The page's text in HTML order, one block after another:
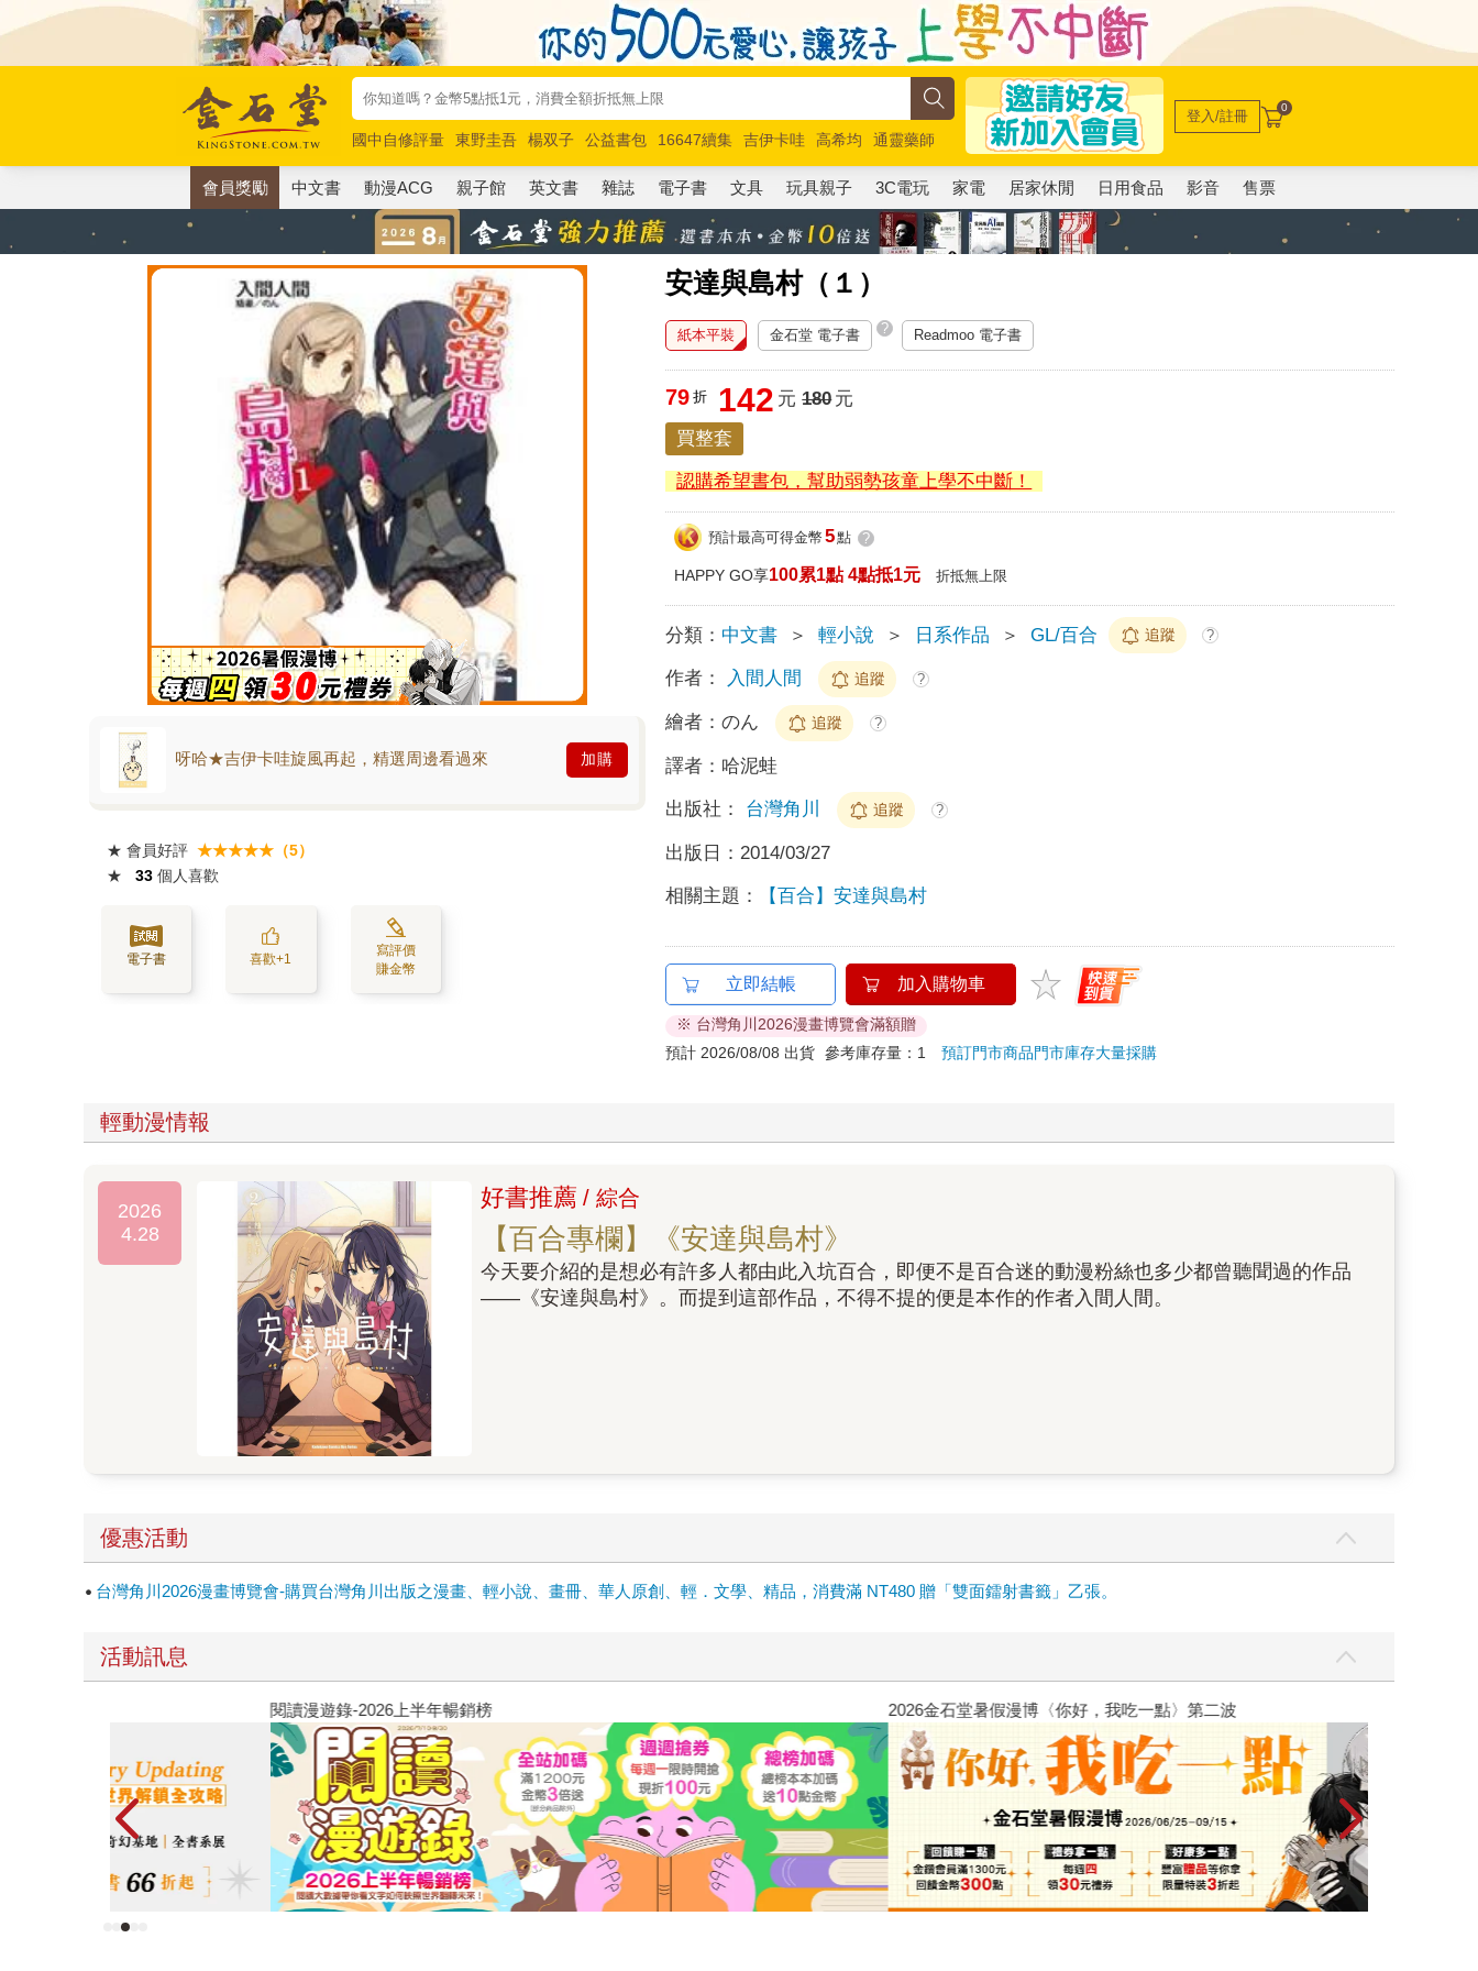
國中自修評量 東野圭吾 楊双子 公益書包 16647續集 吉伊卡哇 高希均
通靈藥師
唯紅花綻放
奧德賽 路邊攤新作 馬斯克 玩具總動員5 超慢跑
登入/註冊 0
會員獎勵 中文書 動漫ACG 親子館 英文書 雜誌 電子書 文具 玩具親子 3C電玩 家電 居家休閒 日用食品 影音 售票
安達與島村（１）
呀哈★吉伊卡哇旋風再起，精選周邊看過來 加購
★ 會員好評 ★★★★★（5）
★
33 個人喜歡
電子書 喜歡+1
寫評價
賺金幣
紙本平裝 金石堂 電子書 ? Readmoo 電子書
79 折 142 元 180元
買整套
認購希望書包，幫助弱勢孩童上學不中斷！
預計最高可得金幣 5點 ?
HAPPY GO享100累1點 4點抵1元 折抵無上限
分類： 中文書 ＞ 輕小說 ＞ 日系作品 ＞ GL/百合 追蹤 ?
作者： 入間人間 追蹤 ?
繪者：のん 追蹤 ?
譯者： 哈泥蛙
出版社： 台灣角川 追蹤 ?
出版日： 2014/03/27
相關主題： 【百合】安達與島村
立即結帳 加入購物車
※ 台灣角川2026漫畫博覽會滿額贈
預計 2026/08/08 出貨 參考庫存量：1預訂門市商品門市庫存大量採購
輕動漫情報
2026
4.28
好書推薦 / 綜合
【百合專欄】《安達與島村》
今天要介紹的是想必有許多人都由此入坑百合，即便不是百合迷的動漫粉絲也多少都曾聽聞過的作品
——《安達與島村》。而提到這部作品，不得不提的便是本作的作者入間人間。
優惠活動
台灣角川2026漫畫博覽會-購買台灣角川出版之漫畫、輕小說、畫冊、華人原創、輕．文學、精品，消費滿 NT480 贈「雙面鐳射書籤」乙張。
活動訊息
2026金石堂暑假漫博〈你好，我吃一點〉第二波
原本只是跟全校第一美少女商量彼此摯友的戀愛煩惱，不知不覺間她竟成為我最親近
的存在（１）